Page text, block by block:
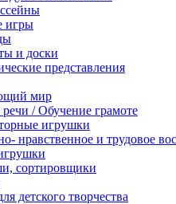
игры
и доски
представления
мир
речи / Обучение грамоте
игрушки
нравственное и трудовое
сортировщики
детского творчества